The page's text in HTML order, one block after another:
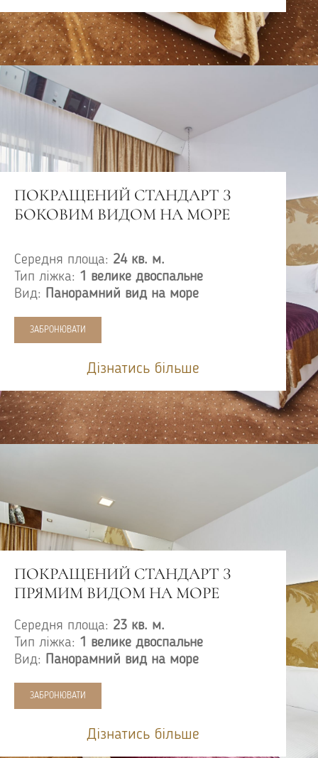
ПОКРАЩЕНИЙ СТАНДАРТ З
БОКОВИМ ВИДОМ НА МОРЕ
Середня площа: 24 кв. м.
Тип ліжка: 1 велике двоспальне
Вид: Панорамний вид на море
ЗАБРОНЮВАТИ
Дізнатись більше
ПОКРАЩЕНИЙ СТАНДАРТ З
ПРЯМИМ ВИДОМ НА МОРЕ
Середня площа: 23 кв. м.
Тип ліжка: 1 велике двоспальне
Вид: Панорамний вид на море
ЗАБРОНЮВАТИ
Дізнатись більше